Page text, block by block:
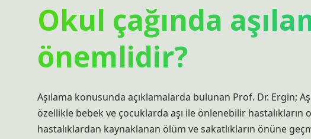
Okul çağında
önemlidir?
Aşılama konusunda açıklamalarda bulunan Prof. Dr. Ergin;
özellikle bebek ve çocuklarda aşı ile önlenebilir hastalıkların
hastalıklardan kaynaklanan ölüm ve sakatlıkların önüne